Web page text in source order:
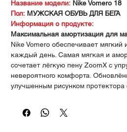
Название модели: Nike Vomero 18
Пол: МУЖСКАЯ ОБУВЬ ДЛЯ БЕГА
Информация о продукте:
Максимальная амортизация для
Nike Vomero обеспечивает
каждый день. Самая мягкая и
сочетает лёгкую пену ZoomX с
невероятного комфорта.
улучшенным рисунком
Верх из инженерной сетки